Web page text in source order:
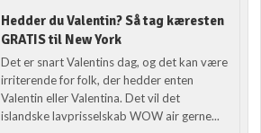
Hedder du Valentin? Så tag kæresten
GRATIS til New York
Det er snart Valentins dag, og det kan være
irriterende for folk, der hedder enten
Valentin eller Valentina. Det vil det
islandske lavprisselskab WOW air gerne...